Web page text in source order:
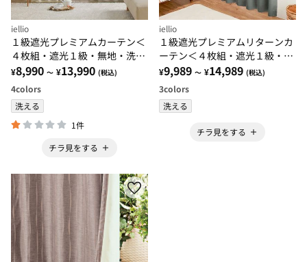
iellio
１級遮光プレミアムカーテン＜
４枚組・遮光１級・無地・洗え
る・形状記憶加工・新生活・イ
ージーオーダー＞
¥8,990 ～ ¥13,990 (税込)
4colors
洗える
1件
チラ見をする
iellio
１級遮光プレミアムリターンカ
ーテン＜４枚組・遮光１級・無
地・洗える・形状記憶加工・新
生活・イージーオーダー＞
¥9,989 ～ ¥14,989 (税込)
3colors
洗える
チラ見をする